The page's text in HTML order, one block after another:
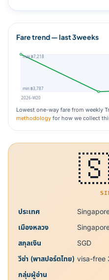
Fare trend — last 3weeks
max ฿7,218
min ฿3,787
2026-W20
Lowest one-way fare from weekly
methodology for how we collect
ประเทศ
เมืองหลวง
สกุลเงิน
SGD
วีซ่า (พาสปอร์ตไทย) visa-free
กลุ่มผู้อ่าน